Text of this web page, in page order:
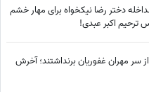
دختر رضا نیکخواه برای مهار خشم
ترحیم اکبر عبدی!
سر مهران غفوریان برنداشتند؛ آخرش